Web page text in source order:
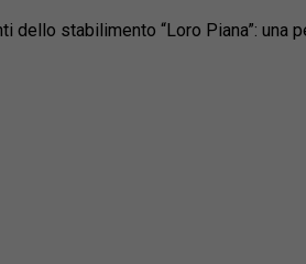
dello stabilimento “Loro Piana”: una